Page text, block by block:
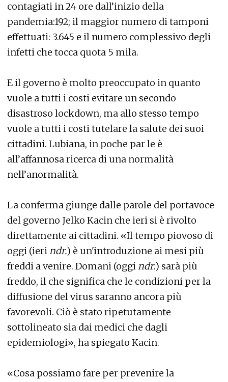
contagiati in 24 ore dall’inizio della
pandemia:192; il maggior numero di tamponi
effettuati: 3.645 e il numero complessivo degli
infetti che tocca quota 5 mila.
E il governo è molto preoccupato in quanto
vuole a tutti i costi evitare un secondo
disastroso lockdown, ma allo stesso tempo
vuole a tutti i costi tutelare la salute dei suoi
cittadini. Lubiana, in poche par le è
all’affannosa ricerca di una normalità
nell’anormalità.
La conferma giunge dalle parole del portavoce
del governo Jelko Kacin che ieri si è rivolto
direttamente ai cittadini. «Il tempo piovoso di
oggi (ierindr.) è un'introduzione ai mesi più
freddi a venire. Domani (oggindr.) sarà più
freddo, il che significa che le condizioni per la
diffusione del virus saranno ancora più
favorevoli. Ciò è stato ripetutamente
sottolineato sia dai medici che dagli
epidemiologi», ha spiegato Kacin.
«Cosa possiamo fare per prevenire la